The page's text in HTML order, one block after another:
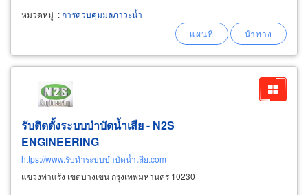
awwa, us.epa เป็นต้น ตามระเบียบของกรม
โรงงานอุตสาหกรรม และนิคมอุตสาหกรรม รวมทั้ง
หมวดหมู่ : การควบคุมมลภาวะน้ำ
รับติดตั้งระบบบำบัดน้ำเสีย - N2S
ENGINEERING
https://www.รับทำระบบบำบัดน้ำเสีย.com
แขวงท่าแร้ง เขตบางเขน กรุงเทพมหานคร 10230